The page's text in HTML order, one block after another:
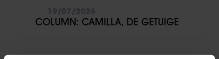
COLUMN: CAMILLA, DE GETUIGE